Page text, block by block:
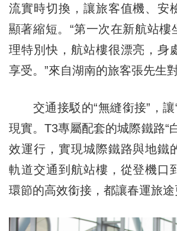
流實時切換，讓旅客值機、安
顯著縮短。“第一次在新航站樓
理特別快，航站樓很漂亮，身
享受。”來自湖南的旅客張先生
交通接駁的“無縫銜接”，讓
現實。T3專屬配套的城際鐵路“
效運行，實現城際鐵路與地鐵
軌道交通到航站樓，從登機口
環節的高效銜接，都讓春運旅途